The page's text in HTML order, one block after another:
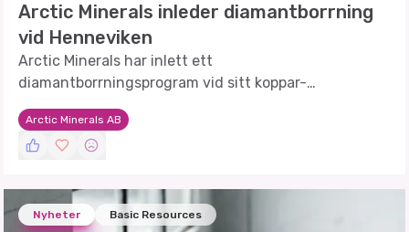
Arctic Minerals inleder diamantborrning
vid Henneviken
Arctic Minerals har inlett ett
diamantborrningsprogram vid sitt koppar-
silverprojekt i Henneviken, Sverige, för att uppgradera
och utöka mineraltillgången.
Arctic Minerals AB
Nyheter Basic Resources